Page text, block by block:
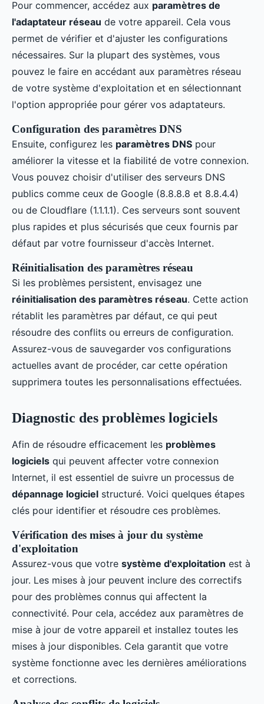
Pour commencer, accédez aux paramètres de
l'adaptateur réseau de votre appareil. Cela vous
permet de vérifier et d'ajuster les configurations
nécessaires. Sur la plupart des systèmes, vous
pouvez le faire en accédant aux paramètres réseau
de votre système d'exploitation et en sélectionnant
l'option appropriée pour gérer vos adaptateurs.
Configuration des paramètres DNS
Ensuite, configurez les paramètres DNS pour
améliorer la vitesse et la fiabilité de votre connexion.
Vous pouvez choisir d'utiliser des serveurs DNS
publics comme ceux de Google (8.8.8.8 et 8.8.4.4)
ou de Cloudflare (1.1.1.1). Ces serveurs sont souvent
plus rapides et plus sécurisés que ceux fournis par
défaut par votre fournisseur d'accès Internet.
Réinitialisation des paramètres réseau
Si les problèmes persistent, envisagez une
réinitialisation des paramètres réseau. Cette action
rétablit les paramètres par défaut, ce qui peut
résoudre des conflits ou erreurs de configuration.
Assurez-vous de sauvegarder vos configurations
actuelles avant de procéder, car cette opération
supprimera toutes les personnalisations effectuées.
Diagnostic des problèmes logiciels
Afin de résoudre efficacement les problèmes
logiciels qui peuvent affecter votre connexion
Internet, il est essentiel de suivre un processus de
dépannage logiciel structuré. Voici quelques étapes
clés pour identifier et résoudre ces problèmes.
Vérification des mises à jour du système
d'exploitation
Assurez-vous que votre système d'exploitation est à
jour. Les mises à jour peuvent inclure des correctifs
pour des problèmes connus qui affectent la
connectivité. Pour cela, accédez aux paramètres de
mise à jour de votre appareil et installez toutes les
mises à jour disponibles. Cela garantit que votre
système fonctionne avec les dernières améliorations
et corrections.